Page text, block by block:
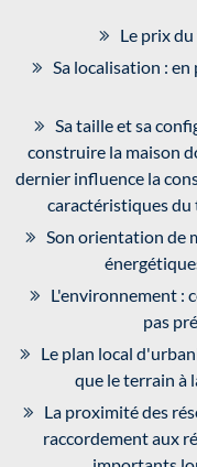
Le prix
Sa localisation :
Sa taille et sa
construire la maison
dernier influence la
caractéristiques du
Son orientation de
L'environnement :
pas
Le plan local
que le terrain à
La proximité des
raccordement aux